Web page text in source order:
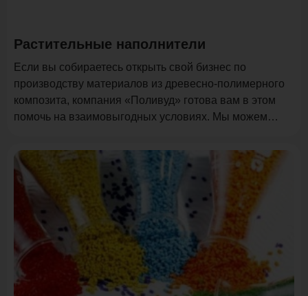
Растительные наполнители
Если вы собираетесь открыть свой бизнес по
производству материалов из древесно-полимерного
композита, компания «Поливуд» готова вам в этом
помочь на взаимовыгодных условиях. Мы можем
ценам.